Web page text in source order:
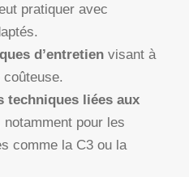
pratiquer avec
d’entretien visant à
techniques liées aux
notamment pour les
comme la C3 ou la